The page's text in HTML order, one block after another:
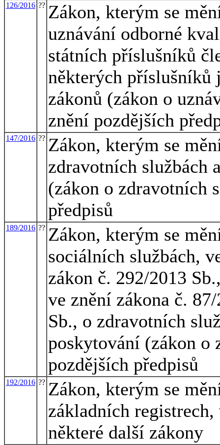
126/2016 ?? Zákon, kterým se
uznávání odborné
státních příslušníků
některých příslušníků
zákonů (zákon o
znění pozdějších
147/2016 ?? Zákon, kterým se
zdravotních službách
(zákon o zdravotních
předpisů
189/2016 ?? Zákon, kterým se
sociálních službách,
zákon č. 292/2013
ve znění zákona č.
Sb., o zdravotních
poskytování (zákon o
pozdějších předpisů
192/2016 ?? Zákon, kterým se
základních
některé další zákony